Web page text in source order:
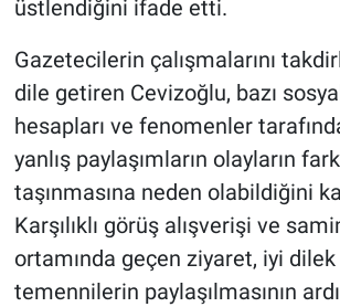
üstlendiğini ifade etti.
Gazetecilerin çalışmalarını
dile getiren Cevizoğlu, bazı
hesapları ve fenomenler
yanlış paylaşımların olayların
taşınmasına neden olabildiğini
Karşılıklı görüş alışverişi ve
ortamında geçen ziyaret, iyi dilek
temennilerin paylaşılmasının